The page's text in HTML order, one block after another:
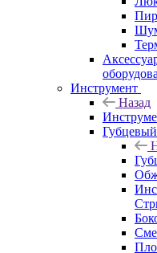
Инструмент
Назад